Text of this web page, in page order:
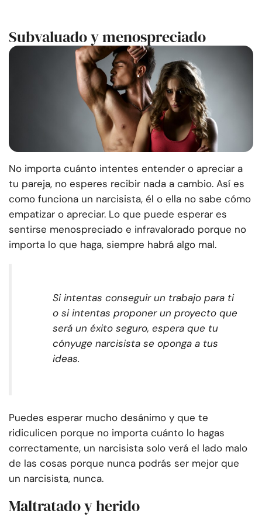
Subvaluado y menospreciado
No importa cuánto intentes entender o apreciar a
tu pareja, no esperes recibir nada a cambio. Así es
como funciona un narcisista, él o ella no sabe cómo
empatizar o apreciar. Lo que puede esperar es
sentirse menospreciado e infravalorado porque no
importa lo que haga, siempre habrá algo mal.
Si intentas conseguir un trabajo para ti
o si intentas proponer un proyecto que
será un éxito seguro, espera que tu
cónyuge narcisista se oponga a tus
ideas.
Puedes esperar mucho desánimo y que te
ridiculicen porque no importa cuánto lo hagas
correctamente, un narcisista solo verá el lado malo
de las cosas porque nunca podrás ser mejor que
un narcisista, nunca.
Maltratado y herido